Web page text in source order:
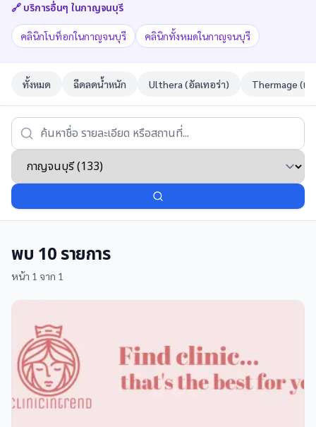
🔗 บริการอื่นๆ ในกาญจนบุรี
คลินิกโบท็อกในกาญจนบุรี คลินิกทั้งหมดในกาญจนบุรี
ทั้งหมด ฉีดลดน้ำหนัก Ulthera (อัลเทอร่า) Thermage (เท
พบ 10รายการ
หน้า 1 จาก 1